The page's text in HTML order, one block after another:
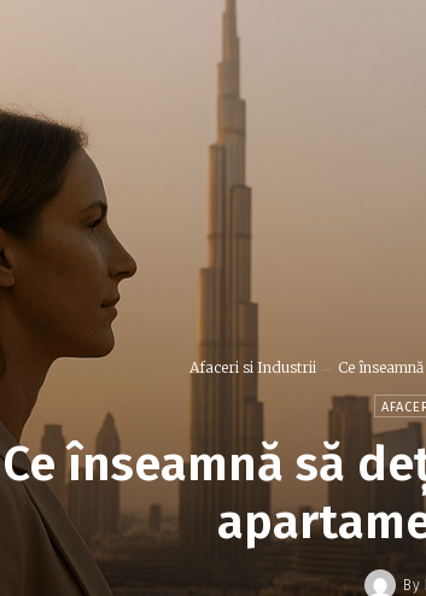
Afaceri si Industrii Ce
Ce înseamnă să
By